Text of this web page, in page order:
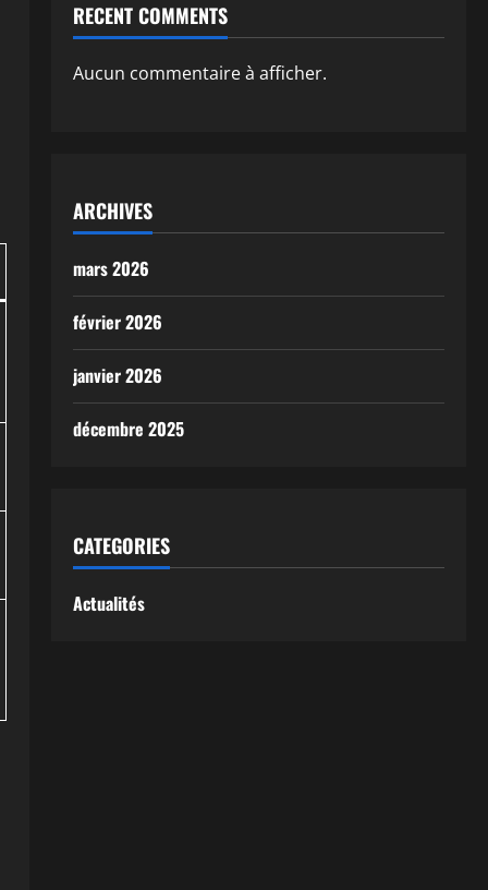
RECENT COMMENTS
Aucun commentaire à afficher.
ARCHIVES
mars 2026
février 2026
janvier 2026
décembre 2025
CATEGORIES
Actualités